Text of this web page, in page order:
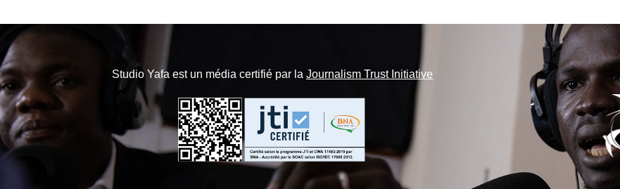
Studio Yafa est un média certifié par la Journalism Trust Initiative